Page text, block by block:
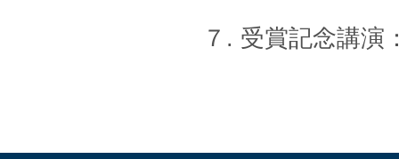
７. 受賞記念講演